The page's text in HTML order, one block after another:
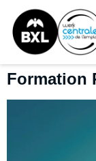
Formation